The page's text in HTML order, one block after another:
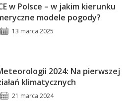
w Polsce – w jakim kierunku
modele pogody?
13 marca 2025
2024: Na pierwszej
klimatycznych
21 marca 2024